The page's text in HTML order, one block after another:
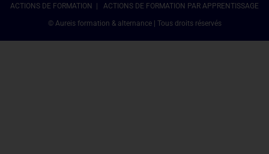
ACTIONS DE FORMATION | ACTIONS DE FORMATION PAR APPRENTISSAGE
© Aureis formation & alternance | Tous droits réservés